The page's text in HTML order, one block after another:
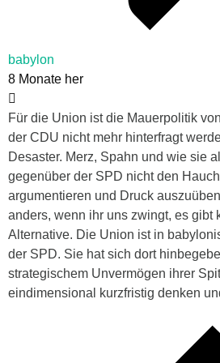
babylon
8 Monate her
Für die Union ist die Mauerpolitik
der CDU nicht mehr hinterfragt
Desaster. Merz, Spahn und wie sie
gegenüber der SPD nicht den
argumentieren und Druck
anders, wenn ihr uns zwingt, es gibt
Alternative. Die Union ist in
der SPD. Sie hat sich dort
strategischem Unvermögen ihrer
eindimensional kurzfristig denken